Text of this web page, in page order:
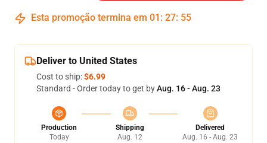
Esta promoção termina em 01 : 27: 54
Deliver to United States
Cost to ship:$6.99
Standard - Order today to get byAug. 16 - Aug. 23
Production
Today
Shipping
Aug. 12
Delivered
Aug. 16 - Aug. 23